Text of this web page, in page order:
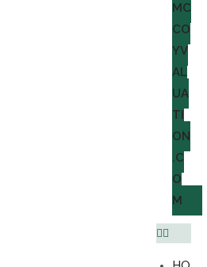
MC
CO
YV
AL
UA
TI
ON
.C
O
M